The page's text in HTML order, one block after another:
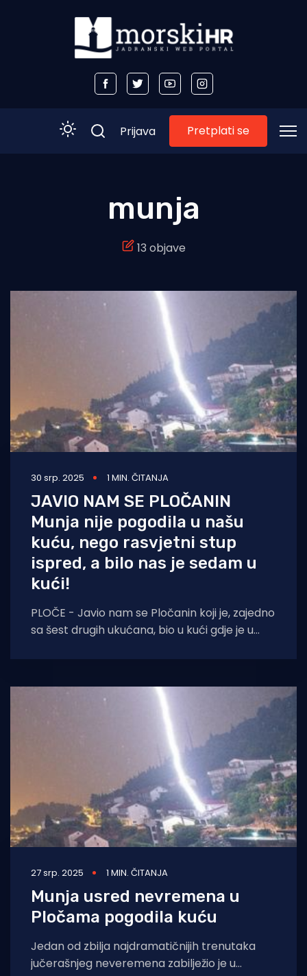
Ekologija
Tradicija i kultura
Prijava Pretplati se
munja
13 objave
30 srp. 2025 1 MIN. ČITANJA
JAVIO NAM SE PLOČANIN
Munja nije pogodila u našu
kuću, nego rasvjetni stup
ispred, a bilo nas je sedam u
kući!
PLOČE - Javio nam se Pločanin koji je, zajedno
sa šest drugih ukućana, bio u kući gdje je u
27 srp. 2025 1 MIN. ČITANJA
Munja usred nevremena u
Pločama pogodila kuću
Jedan od zbilja najdramatičnijih trenutaka
jučerašnjeg neveremena zabilježio je u